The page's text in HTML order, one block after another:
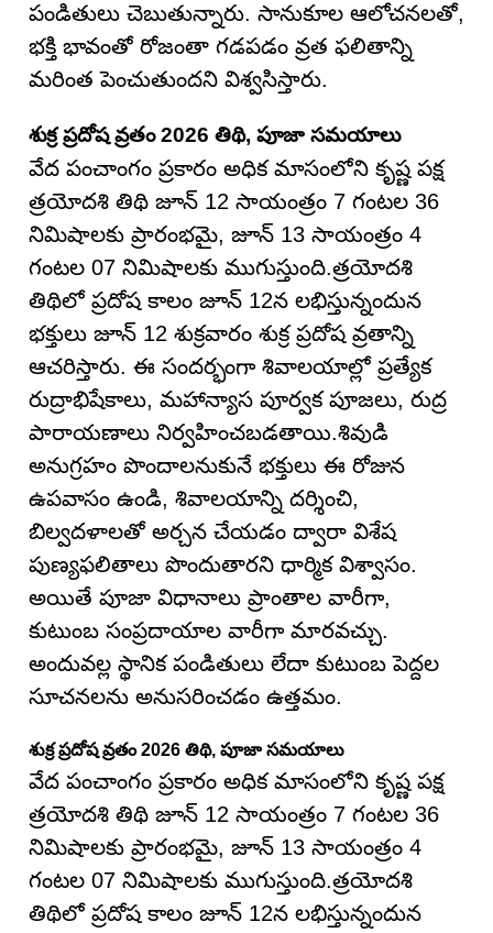
పండితులు చెబుతున్నారు. సానుకూల ఆలోచనలతో,
భక్తి భావంతో రోజంతా గడపడం వ్రత ఫలితాన్ని
మరింత పెంచుతుందని విశ్వసిస్తారు.
శుక్ర ప్రదోష వ్రతం 2026 తిథి, పూజా సమయాలు
వేద పంచాంగం ప్రకారం అధిక మాసంలోని కృష్ణ పక్ష
త్రయోదశి తిథి జూన్ 12 సాయంత్రం 7 గంటల 36
నిమిషాలకు ప్రారంభమై, జూన్ 13 సాయంత్రం 4
గంటల 07 నిమిషాలకు ముగుస్తుంది.త్రయోదశి
తిథిలో ప్రదోష కాలం జూన్ 12న లభిస్తున్నందున
భక్తులు జూన్ 12 శుక్రవారం శుక్ర ప్రదోష వ్రతాన్ని
ఆచరిస్తారు. ఈ సందర్భంగా శివాలయాల్లో ప్రత్యేక
రుద్రాభిషేకాలు, మహాన్యాస పూర్వక పూజలు, రుద్ర
పారాయణాలు నిర్వహించబడతాయి.శివుడి
అనుగ్రహం పొందాలనుకునే భక్తులు ఈ రోజున
ఉపవాసం ఉండి, శివాలయాన్ని దర్శించి,
బిల్వదళాలతో అర్చన చేయడం ద్వారా విశేష
పుణ్యఫలితాలు పొందుతారని ధార్మిక విశ్వాసం.
అయితే పూజా విధానాలు ప్రాంతాల వారీగా,
కుటుంబ సంప్రదాయాల వారీగా మారవచ్చు.
అందువల్ల స్థానిక పండితులు లేదా కుటుంబ పెద్దల
సూచనలను అనుసరించడం ఉత్తమం.
శుక్ర ప్రదోష వ్రతం 2026 తిథి, పూజా సమయాలు
వేద పంచాంగం ప్రకారం అధిక మాసంలోని కృష్ణ పక్ష
త్రయోదశి తిథి జూన్ 12 సాయంత్రం 7 గంటల 36
నిమిషాలకు ప్రారంభమై, జూన్ 13 సాయంత్రం 4
గంటల 07 నిమిషాలకు ముగుస్తుంది.త్రయోదశి
తిథిలో ప్రదోష కాలం జూన్ 12న లభిస్తున్నందున